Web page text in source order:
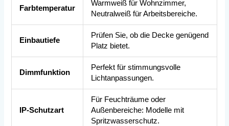
Farbtemperatur
Warmweiß für Wohnzimmer,
Neutralweiß für Arbeitsbereiche.
Einbautiefe
Prüfen Sie, ob die Decke genügend
Platz bietet.
Dimmfunktion
Perfekt für stimmungsvolle
Lichtanpassungen.
IP-Schutzart
Für Feuchträume oder
Außenbereiche: Modelle mit
Spritzwasserschutz.